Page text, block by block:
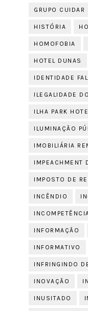
GRUPO CUIDAR
HISTÓRIA
HOMOFOBIA
HOTEL DUNAS
IDENTIDADE
ILEGALIDADE
ILHA PARK
ILUMINAÇÃO
IMOBILIÁRIA
IMPEACHMENT
IMPOSTO DE
INCÊNDIO
INFORMAÇÃO
INFORMATIVO
INFRINGINDO
INOVAÇÃO
INUSITADO